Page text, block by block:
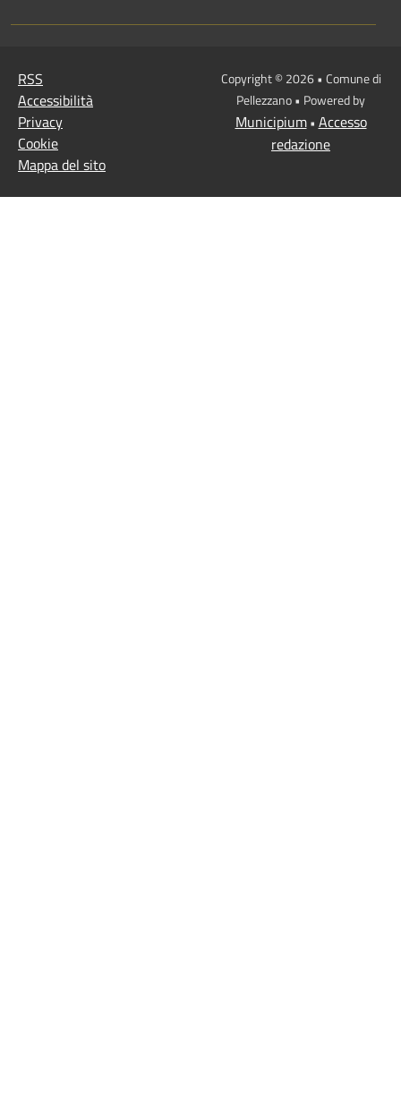
RSS
Accessibilità
Privacy
Cookie
Mappa del sito
Copyright © 2026 • Comune di
Pellezzano • Powered by
Municipium• Accesso
redazione